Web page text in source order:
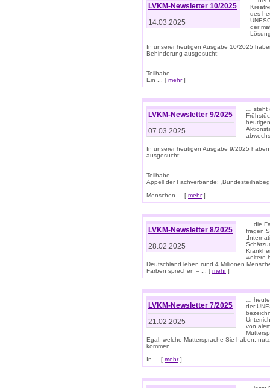
LVKM-Newsletter 10/2025
14.03.2025
des
der
In unserer heutigen Ausgabe 10/2025
Behinderung ausgesucht:
Teilhabe
Ein ... [ mehr]
LVKM-Newsletter 9/2025
07.03.2025
… steht
In unserer heutigen Ausgabe 9/2025
ausgesucht:
Teilhabe
Appell der Fachverbände:
---------------------------------
Menschen ... [ mehr]
LVKM-Newsletter 8/2025
28.02.2025
… die
fragen
weitere
Deutschland leben rund 4 Millionen
Farben sprechen – ... [ mehr]
LVKM-Newsletter 7/2025
21.02.2025
…
der
von
Egal, welche Muttersprache Sie haben,
kommen …
In ... [ mehr]